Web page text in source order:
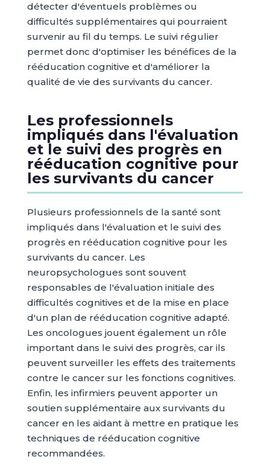
détecter d'éventuels problèmes ou
difficultés supplémentaires qui pourraient
survenir au fil du temps. Le suivi régulier
permet donc d'optimiser les bénéfices de la
rééducation cognitive et d'améliorer la
qualité de vie des survivants du cancer.
Les professionnels
impliqués dans l'évaluation
et le suivi des progrès en
rééducation cognitive pour
les survivants du cancer
Plusieurs professionnels de la santé sont
impliqués dans l'évaluation et le suivi des
progrès en rééducation cognitive pour les
survivants du cancer. Les
neuropsychologues sont souvent
responsables de l'évaluation initiale des
difficultés cognitives et de la mise en place
d'un plan de rééducation cognitive adapté.
Les oncologues jouent également un rôle
important dans le suivi des progrès, car ils
peuvent surveiller les effets des traitements
contre le cancer sur les fonctions cognitives.
Enfin, les infirmiers peuvent apporter un
soutien supplémentaire aux survivants du
cancer en les aidant à mettre en pratique les
techniques de rééducation cognitive
recommandées.